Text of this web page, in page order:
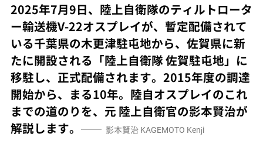
2025年7月9日、陸上自衛隊のティルトロータ
ー輸送機V-22オスプレイが、暫定配備されて
いる千葉県の木更津駐屯地から、佐賀県に新
たに開設される「陸上自衛隊 佐賀駐屯地」に
移駐し、正式配備されます。2015年度の調達
開始から、まる10年。陸自オスプレイのこれ
までの道のりを、元 陸上自衛官の影本賢治が
解説します。
影本賢治 KAGEMOTO Kenji